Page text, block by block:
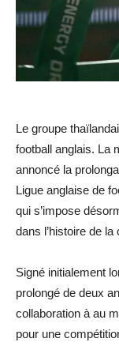
Le groupe
football anglais. La
annoncé la
Ligue anglaise de
qui s’impose
dans l’histoire de la
Signé initialement
prolongé de deux
collaboration à au
pour une